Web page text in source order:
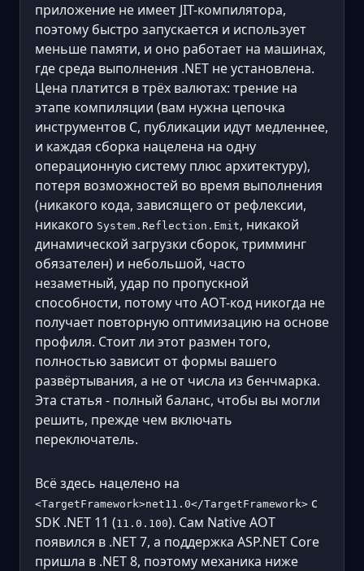
приложение не имеет JIT-компилятора,
поэтому быстро запускается и использует
меньше памяти, и оно работает на машинах,
где среда выполнения .NET не установлена.
Цена платится в трёх валютах: трение на
этапе компиляции (вам нужна цепочка
инструментов C, публикации идут медленнее,
и каждая сборка нацелена на одну
операционную систему плюс архитектуру),
потеря возможностей во время выполнения
(никакого кода, зависящего от рефлексии,
никакого System.Reflection.Emit, никакой
динамической загрузки сборок, тримминг
обязателен) и небольшой, часто
незаметный, удар по пропускной
способности, потому что AOT-код никогда не
получает повторную оптимизацию на основе
профиля. Стоит ли этот размен того,
полностью зависит от формы вашего
развёртывания, а не от числа из бенчмарка.
Эта статья - полный баланс, чтобы вы могли
решить, прежде чем включать
переключатель.
Всё здесь нацелено на
<TargetFramework>net11.0</TargetFramework> с
SDK .NET 11 (11.0.100). Сам Native AOT
появился в .NET 7, а поддержка ASP.NET Core
пришла в .NET 8, поэтому механика ниже